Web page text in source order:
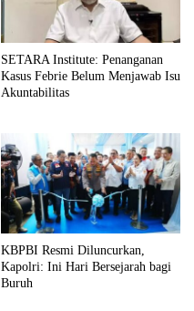
SETARA Institute: Penanganan
Kasus Febrie Belum Menjawab Isu
Akuntabilitas
KBPBI Resmi Diluncurkan,
Kapolri: Ini Hari Bersejarah bagi
Buruh